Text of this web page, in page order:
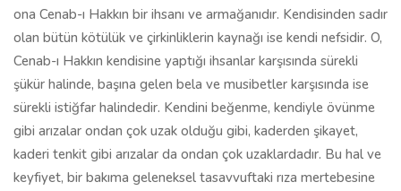
ona Cenab-ı Hakkın bir ihsanı ve armağanıdır. Kendisinden sadır
olan bütün kötülük ve çirkinliklerin kaynağı ise kendi nefsidir. O,
Cenab-ı Hakkın kendisine yaptığı ihsanlar karşısında sürekli
şükür halinde, başına gelen bela ve musibetler karşısında ise
sürekli istiğfar halindedir. Kendini beğenme, kendiyle övünme
gibi arızalar ondan çok uzak olduğu gibi, kaderden şikayet,
kaderi tenkit gibi arızalar da ondan çok uzaklardadır. Bu hal ve
keyfiyet, bir bakıma geleneksel tasavvuftaki rıza mertebesine